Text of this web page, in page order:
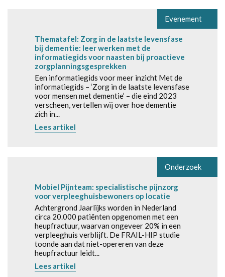
Evenement
Thematafel: Zorg in de laatste levensfase
bij dementie: leer werken met de
informatiegids voor naasten bij proactieve
zorgplanningsgesprekken
Een informatiegids voor meer inzicht Met de
informatiegids – ‘Zorg in de laatste levensfase
voor mensen met dementie’ – die eind 2023
verscheen, vertellen wij over hoe dementie
zich in...
Lees artikel
Onderzoek
Mobiel Pijnteam: specialistische pijnzorg
voor verpleeghuisbewoners op locatie
Achtergrond Jaarlijks worden in Nederland
circa 20.000 patiënten opgenomen met een
heupfractuur, waarvan ongeveer 20% in een
verpleeghuis verblijft. De FRAIL-HIP studie
toonde aan dat niet-opereren van deze
heupfractuur leidt...
Lees artikel